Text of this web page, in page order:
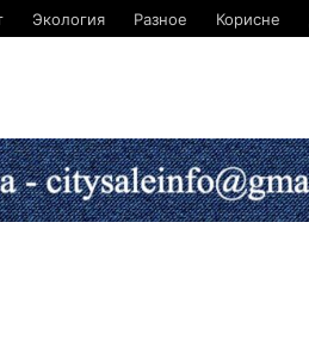
Экология Разное Корисне